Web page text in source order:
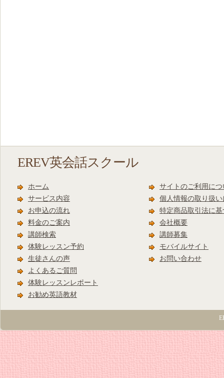
EREV英会話スクール
ホーム
サービス内容
お申込の流れ
料金のご案内
講師検索
体験レッスン予約
生徒さんの声
よくあるご質問
体験レッスンレポート
お勧め英語教材
サイトのご利用につ
個人情報の取り扱
特定商品取引法に
会社概要
講師募集
モバイルサイト
お問い合わせ